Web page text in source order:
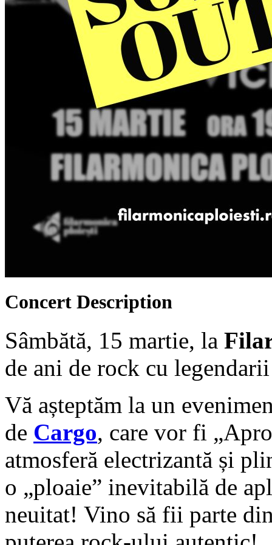
Concert Description
Sâmbătă, 15 martie, la
de ani de rock cu
Vă așteptăm la un
de Cargo, care vor fi
atmosferă electrizantă și
o „ploaie” inevitabilă de
neuitat! Vino să fii parte